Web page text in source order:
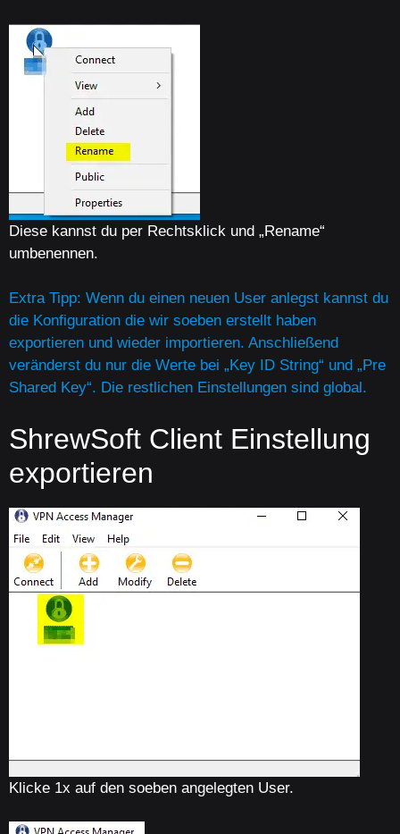
Diese kannst du per Rechtsklick und „Rename“
umbenennen.
Extra Tipp: Wenn du einen neuen User anlegst kannst du
die Konfiguration die wir soeben erstellt haben
exportieren und wieder importieren. Anschließend
veränderst du nur die Werte bei „Key ID String“ und „Pre
Shared Key“. Die restlichen Einstellungen sind global.
ShrewSoft Client Einstellung
exportieren
Klicke 1x auf den soeben angelegten User.